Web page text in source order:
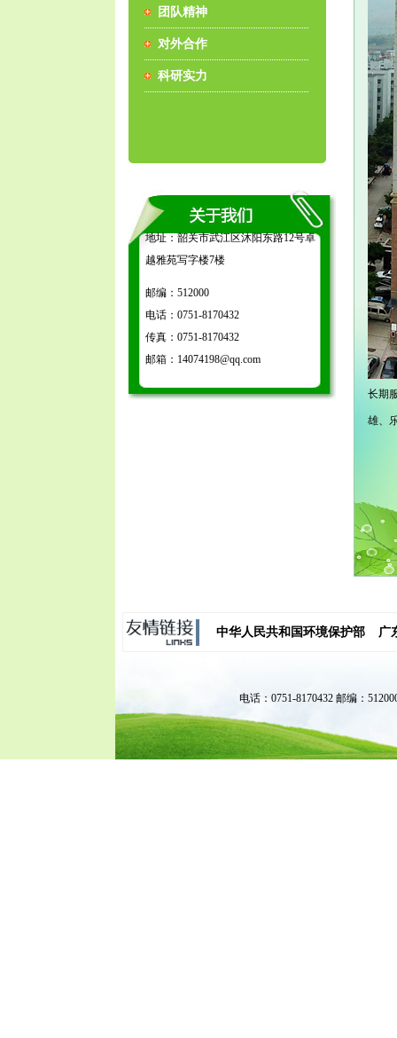
团队精神
对外合作
科研实力
地址：韶关市武江区沐阳东路12号卓
越雅苑写字楼7楼
邮编：512000
电话：0751-8170432
传真：0751-8170432
邮箱：14074198@qq.com
长期
雄、
中华人民共和国环境保护部 广
电话：0751-8170432 邮编：